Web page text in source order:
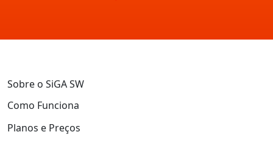
Sobre o SiGA SW
Como Funciona
Planos e Preços